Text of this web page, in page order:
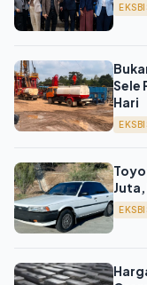
Sele
Hari
Juta,